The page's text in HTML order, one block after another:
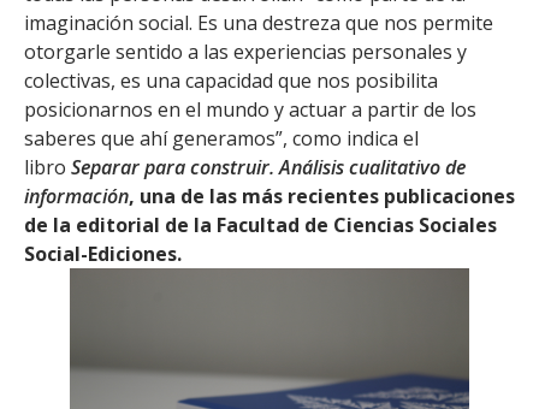
imaginación social. Es una destreza que nos permite
otorgarle sentido a las experiencias personales y
colectivas, es una ca­pacidad que nos posibilita
posicionarnos en el mundo y actuar a partir de los
saberes que ahí generamos”, como indica el
libro Separar para construir. Análisis cualitativo de
información, una de las más recientes publicaciones
de la editorial de la Facultad de Ciencias Sociales
Social-Ediciones.